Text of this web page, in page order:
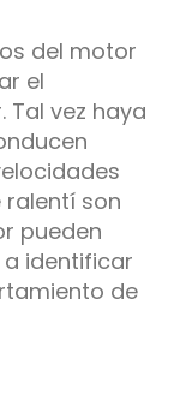
del motor
el
vez haya
son
pueden
identificar
de